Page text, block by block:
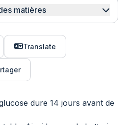
matières
Translate
dure 14 jours avant de